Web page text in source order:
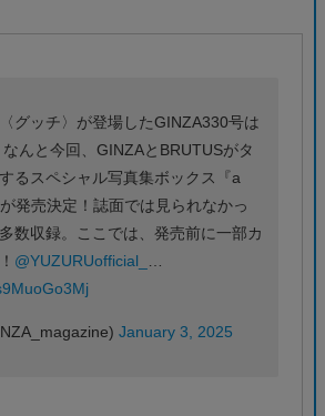
グッチ〉が登場したGINZA330号は
んと今回、GINZAとBRUTUSがタ
るスペシャル写真集ボックス『a
発売決定！誌面では見られなかっ
数収録。ここでは、発売前に一部カ
@YUZURUofficial_
January 3, 2025